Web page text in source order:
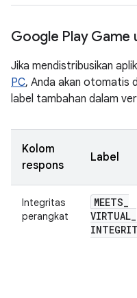
Google Play Game
Jika mendistribusikan
PC, Anda akan otomatis
label tambahan dalam
Kolom
respons
Label
Integritas
perangkat
MEETS_
VIRTUAL_